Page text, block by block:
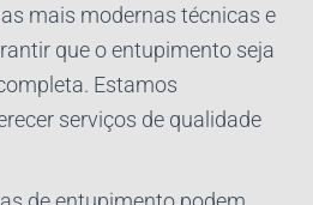
mais modernas técnicas e
que o entupimento seja
Estamos
serviços de qualidade